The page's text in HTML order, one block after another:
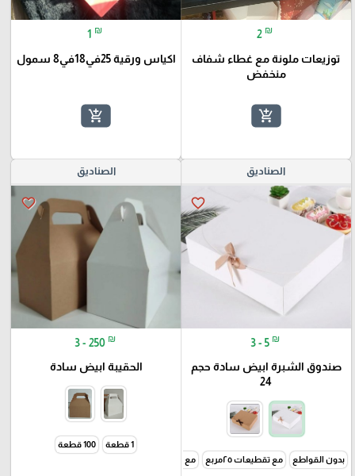
2 ₪
توزيعات ملونة مع غطاء شفاف
منخفض
add_shopping_cart
1 ₪
اكياس ورقية 25في18في8 سمول
add_shopping_cart
الصناديق
favorite_border
3 - 5 ₪
صندوق الشبرة ابيض سادة حجم
24
بدون القواطع مع تقطيعات ٢٥مربع مع تقطيعات ٥٠مربع
الصناديق
favorite_border
3 - 250 ₪
الحقيبة ابيض سادة
1 قطعة 100 قطعة